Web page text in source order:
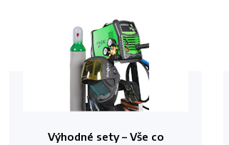
Výhodné sety – Vše co